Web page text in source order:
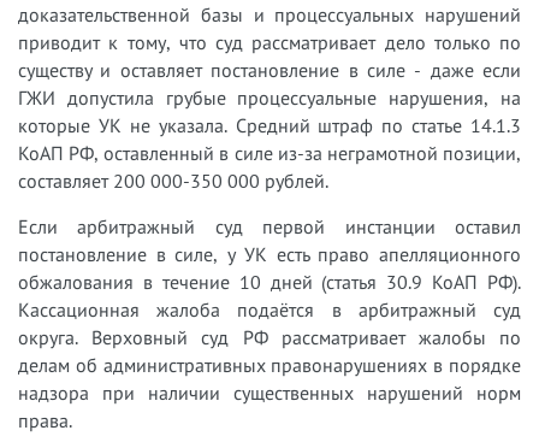
доказательственной базы и процессуальных нарушений
приводит к тому, что суд рассматривает дело только по
существу и оставляет постановление в силе - даже если
ГЖИ допустила грубые процессуальные нарушения, на
которые УК не указала. Средний штраф по статье 14.1.3
КоАП РФ, оставленный в силе из-за неграмотной позиции,
составляет 200 000-350 000 рублей.
Если арбитражный суд первой инстанции оставил
постановление в силе, у УК есть право апелляционного
обжалования в течение 10 дней (статья 30.9 КоАП РФ).
Кассационная жалоба подаётся в арбитражный суд
округа. Верховный суд РФ рассматривает жалобы по
делам об административных правонарушениях в порядке
надзора при наличии существенных нарушений норм
права.